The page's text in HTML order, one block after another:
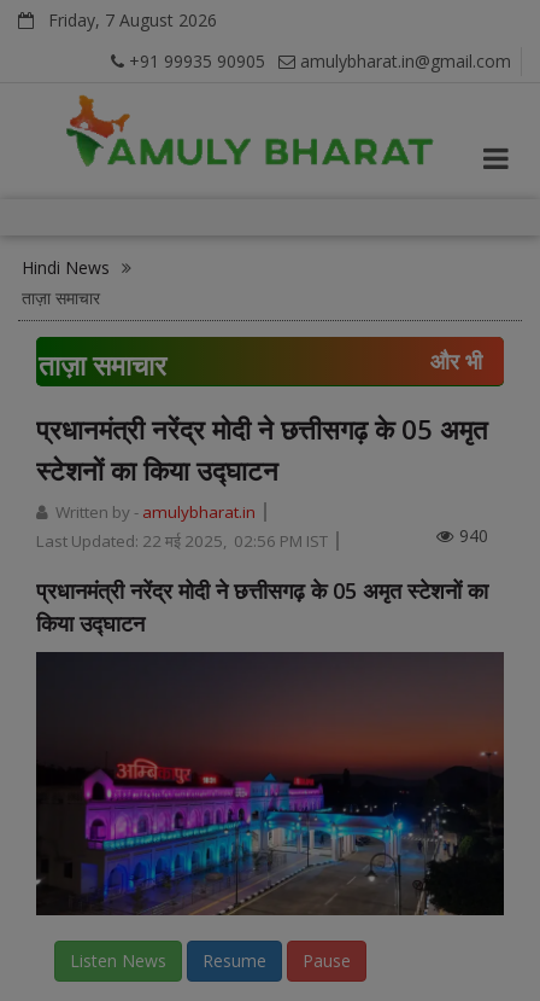
Friday, 7 August 2026
+91 99935 90905
amulybharat.in@gmail.com
Hindi News
ताज़ा समाचार
ताज़ा समाचार और भी
प्रधानमंत्री नरेंद्र मोदी ने छत्तीसगढ़ के 05 अमृत
स्टेशनों का किया उद्घाटन
Written by - amulybharat.in
Last Updated: 22 मई 2025, 02:56 PM IST 940
प्रधानमंत्री नरेंद्र मोदी ने छत्तीसगढ़ के 05 अमृत स्टेशनों का
किया उद्घाटन
Listen News Resume Pause